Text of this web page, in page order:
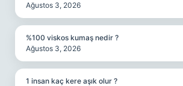
Ağustos 3, 2026
%100 viskos kumaş nedir ?
Ağustos 3, 2026
1 insan kaç kere aşık olur ?